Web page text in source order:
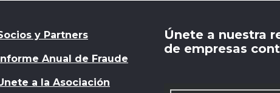
y Partners
Informe Anual de Fraude
a la Asociación
Únete a nuestra
de empresas